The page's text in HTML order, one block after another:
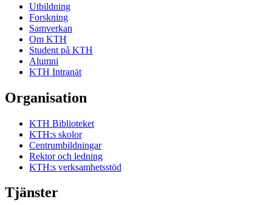
Utbildning
Forskning
Samverkan
Om KTH
Student på KTH
Alumni
KTH Intranät
Organisation
KTH Biblioteket
KTH:s skolor
Centrumbildningar
Rektor och ledning
KTH:s verksamhetsstöd
Tjänster